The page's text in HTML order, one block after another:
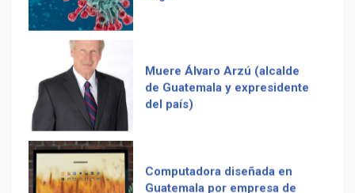
Computadora diseñada en
Guatemala por empresa de
USA
Duolingo la App más
Recetas del fiambre
guatemalteco